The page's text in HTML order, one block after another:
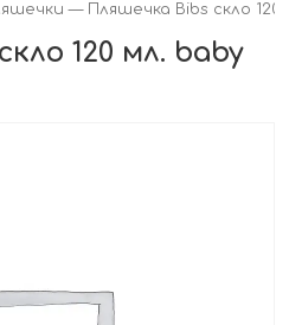
— Пляшечка Bibs скло 120
120 мл. baby